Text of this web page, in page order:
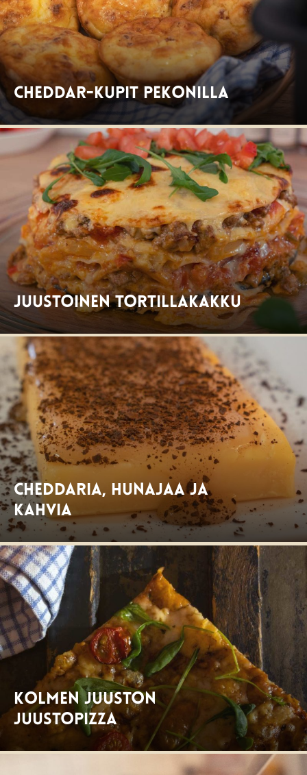
Cheddar-kupit pekonilla
Juustoinen tortillakakku
Cheddaria, hunajaa ja
kahvia
Kolmen juuston
juustopizza